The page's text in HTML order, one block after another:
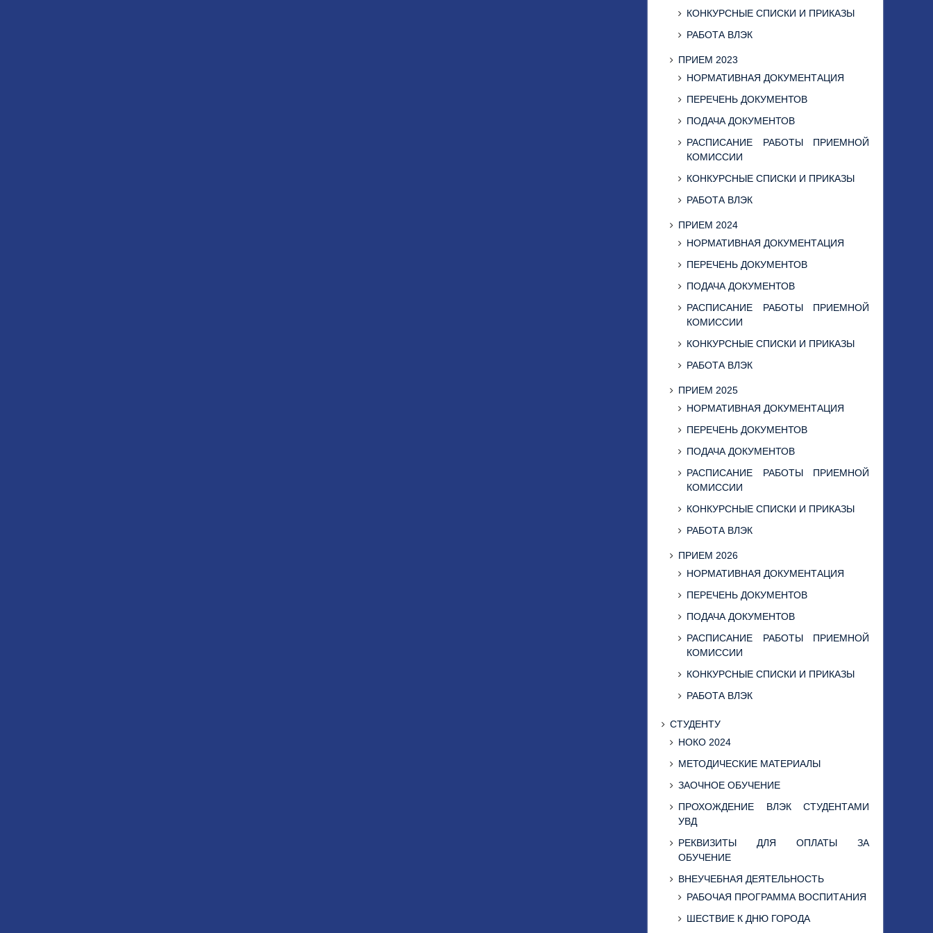
КОНКУРСНЫЕ СПИСКИ И ПРИКАЗЫ
РАБОТА ВЛЭК
ПРИЕМ 2023
НОРМАТИВНАЯ ДОКУМЕНТАЦИЯ
ПЕРЕЧЕНЬ ДОКУМЕНТОВ
ПОДАЧА ДОКУМЕНТОВ
РАСПИСАНИЕ РАБОТЫ ПРИЕМНОЙ
КОМИССИИ
КОНКУРСНЫЕ СПИСКИ И ПРИКАЗЫ
РАБОТА ВЛЭК
ПРИЕМ 2024
НОРМАТИВНАЯ ДОКУМЕНТАЦИЯ
ПЕРЕЧЕНЬ ДОКУМЕНТОВ
ПОДАЧА ДОКУМЕНТОВ
РАСПИСАНИЕ РАБОТЫ ПРИЕМНОЙ
КОМИССИИ
КОНКУРСНЫЕ СПИСКИ И ПРИКАЗЫ
РАБОТА ВЛЭК
ПРИЕМ 2025
НОРМАТИВНАЯ ДОКУМЕНТАЦИЯ
ПЕРЕЧЕНЬ ДОКУМЕНТОВ
ПОДАЧА ДОКУМЕНТОВ
РАСПИСАНИЕ РАБОТЫ ПРИЕМНОЙ
КОМИССИИ
КОНКУРСНЫЕ СПИСКИ И ПРИКАЗЫ
РАБОТА ВЛЭК
ПРИЕМ 2026
НОРМАТИВНАЯ ДОКУМЕНТАЦИЯ
ПЕРЕЧЕНЬ ДОКУМЕНТОВ
ПОДАЧА ДОКУМЕНТОВ
РАСПИСАНИЕ РАБОТЫ ПРИЕМНОЙ
КОМИССИИ
КОНКУРСНЫЕ СПИСКИ И ПРИКАЗЫ
РАБОТА ВЛЭК
СТУДЕНТУ
НОКО 2024
МЕТОДИЧЕСКИЕ МАТЕРИАЛЫ
ЗАОЧНОЕ ОБУЧЕНИЕ
ПРОХОЖДЕНИЕ ВЛЭК СТУДЕНТАМИ
УВД
РЕКВИЗИТЫ ДЛЯ ОПЛАТЫ ЗА
ОБУЧЕНИЕ
ВНЕУЧЕБНАЯ ДЕЯТЕЛЬНОСТЬ
РАБОЧАЯ ПРОГРАММА ВОСПИТАНИЯ
ШЕСТВИЕ К ДНЮ ГОРОДА